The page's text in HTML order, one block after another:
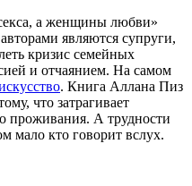
а женщины любви»
являются супруги,
кризис семейных
и отчаянием. На самом
. Книга Аллана Пиз
что затрагивает
проживания. А трудности
мало кто говорит вслух.